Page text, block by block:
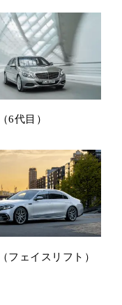
6代目）
フェイスリフト）